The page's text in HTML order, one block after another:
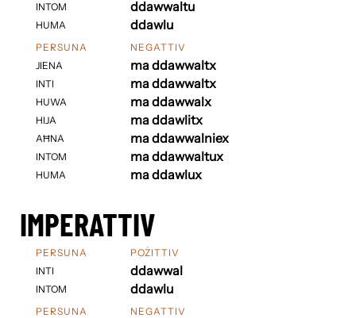
INTOM
HUMA
ddawwaltu
ddawlu
PERSUNA
JIENA
INTI
HUWA
HIJA
AĦNA
INTOM
HUMA
NEGATTIV
ma ddawwaltx
ma ddawwaltx
ma ddawwalx
ma ddawlitx
ma ddawwalniex
ma ddawwaltux
ma ddawlux
IMPERATTIV
PERSUNA
INTI
INTOM
POŻITTIV
ddawwal
ddawlu
PERSUNA
NEGATTIV